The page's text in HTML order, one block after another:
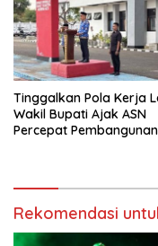
Tinggalkan Pola Kerja
Wakil Bupati Ajak ASN
Percepat
Rekomendasi